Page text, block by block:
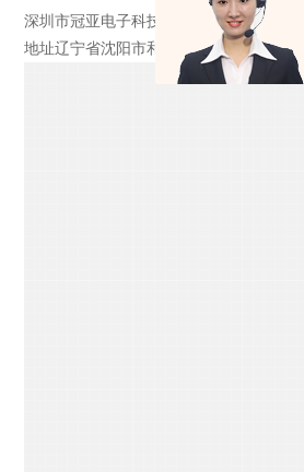
深圳市冠亚电子科技有限公司沈阳办事处
地址辽宁省沈阳市和平区胜利南街69号2栋